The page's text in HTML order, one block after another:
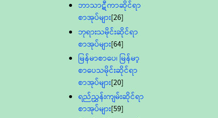
ဘာသာဋီကာဆိုင်ရာ
စာအုပ်များ[26]
ဘုရားသမိုင်းဆိုင်ရာ
စာအုပ်များ[64]
မြန်မာစာပေ၊ မြန်မာ့
စာပေသမိုင်းဆိုင်ရာ
စာအုပ်များ[20]
ရည်ညွှန်းကျမ်းဆိုင်ရာ
စာအုပ်များ[59]